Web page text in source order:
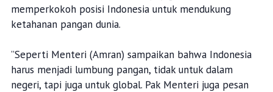
memperkokoh posisi Indonesia untuk mendukung
ketahanan pangan dunia.
”Seperti Menteri (Amran) sampaikan bahwa Indonesia
harus menjadi lumbung pangan, tidak untuk dalam
negeri, tapi juga untuk global. Pak Menteri juga pesan